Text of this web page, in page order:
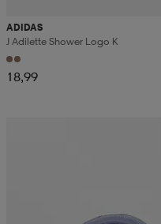
ADIDAS
J Adilette Shower Logo K
18,99